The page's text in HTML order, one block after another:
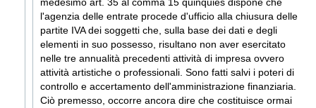
l'agenzia delle entrate procede d'ufficio alla chiusura delle
partite IVA dei soggetti che, sulla base dei dati e degli
elementi in suo possesso, risultano non aver esercitato
nelle tre annualità precedenti attività di impresa ovvero
attività artistiche o professionali. Sono fatti salvi i poteri di
controllo e accertamento dell'amministrazione finanziaria.
Ciò premesso, occorre ancora dire che costituisce ormai